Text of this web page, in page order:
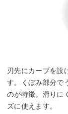
刃先にカーブを設
す。くぼみ部分で
のが特徴。滑りに
ズに使えます。